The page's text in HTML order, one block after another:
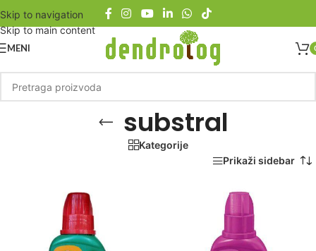
Skip to navigation
Skip to main content
MENI
substral
Kategorije
Prikaži sidebar